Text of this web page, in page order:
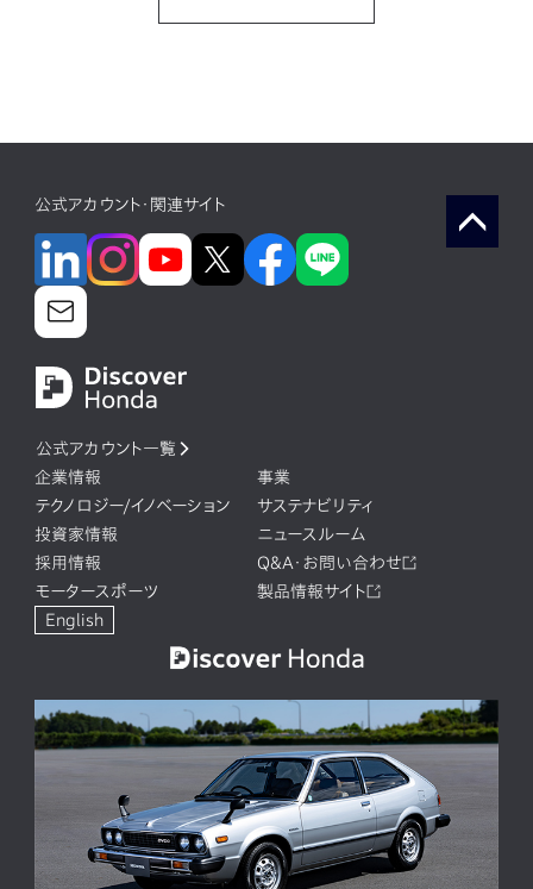
公式アカウント・関連サイト
公式アカウント一覧
企業情報
事業
テクノロジー/イノベーション
サステナビリティ
投資家情報
ニュースルーム
採用情報
Q&A・お問い合わせ
モータースポーツ
製品情報サイト
English